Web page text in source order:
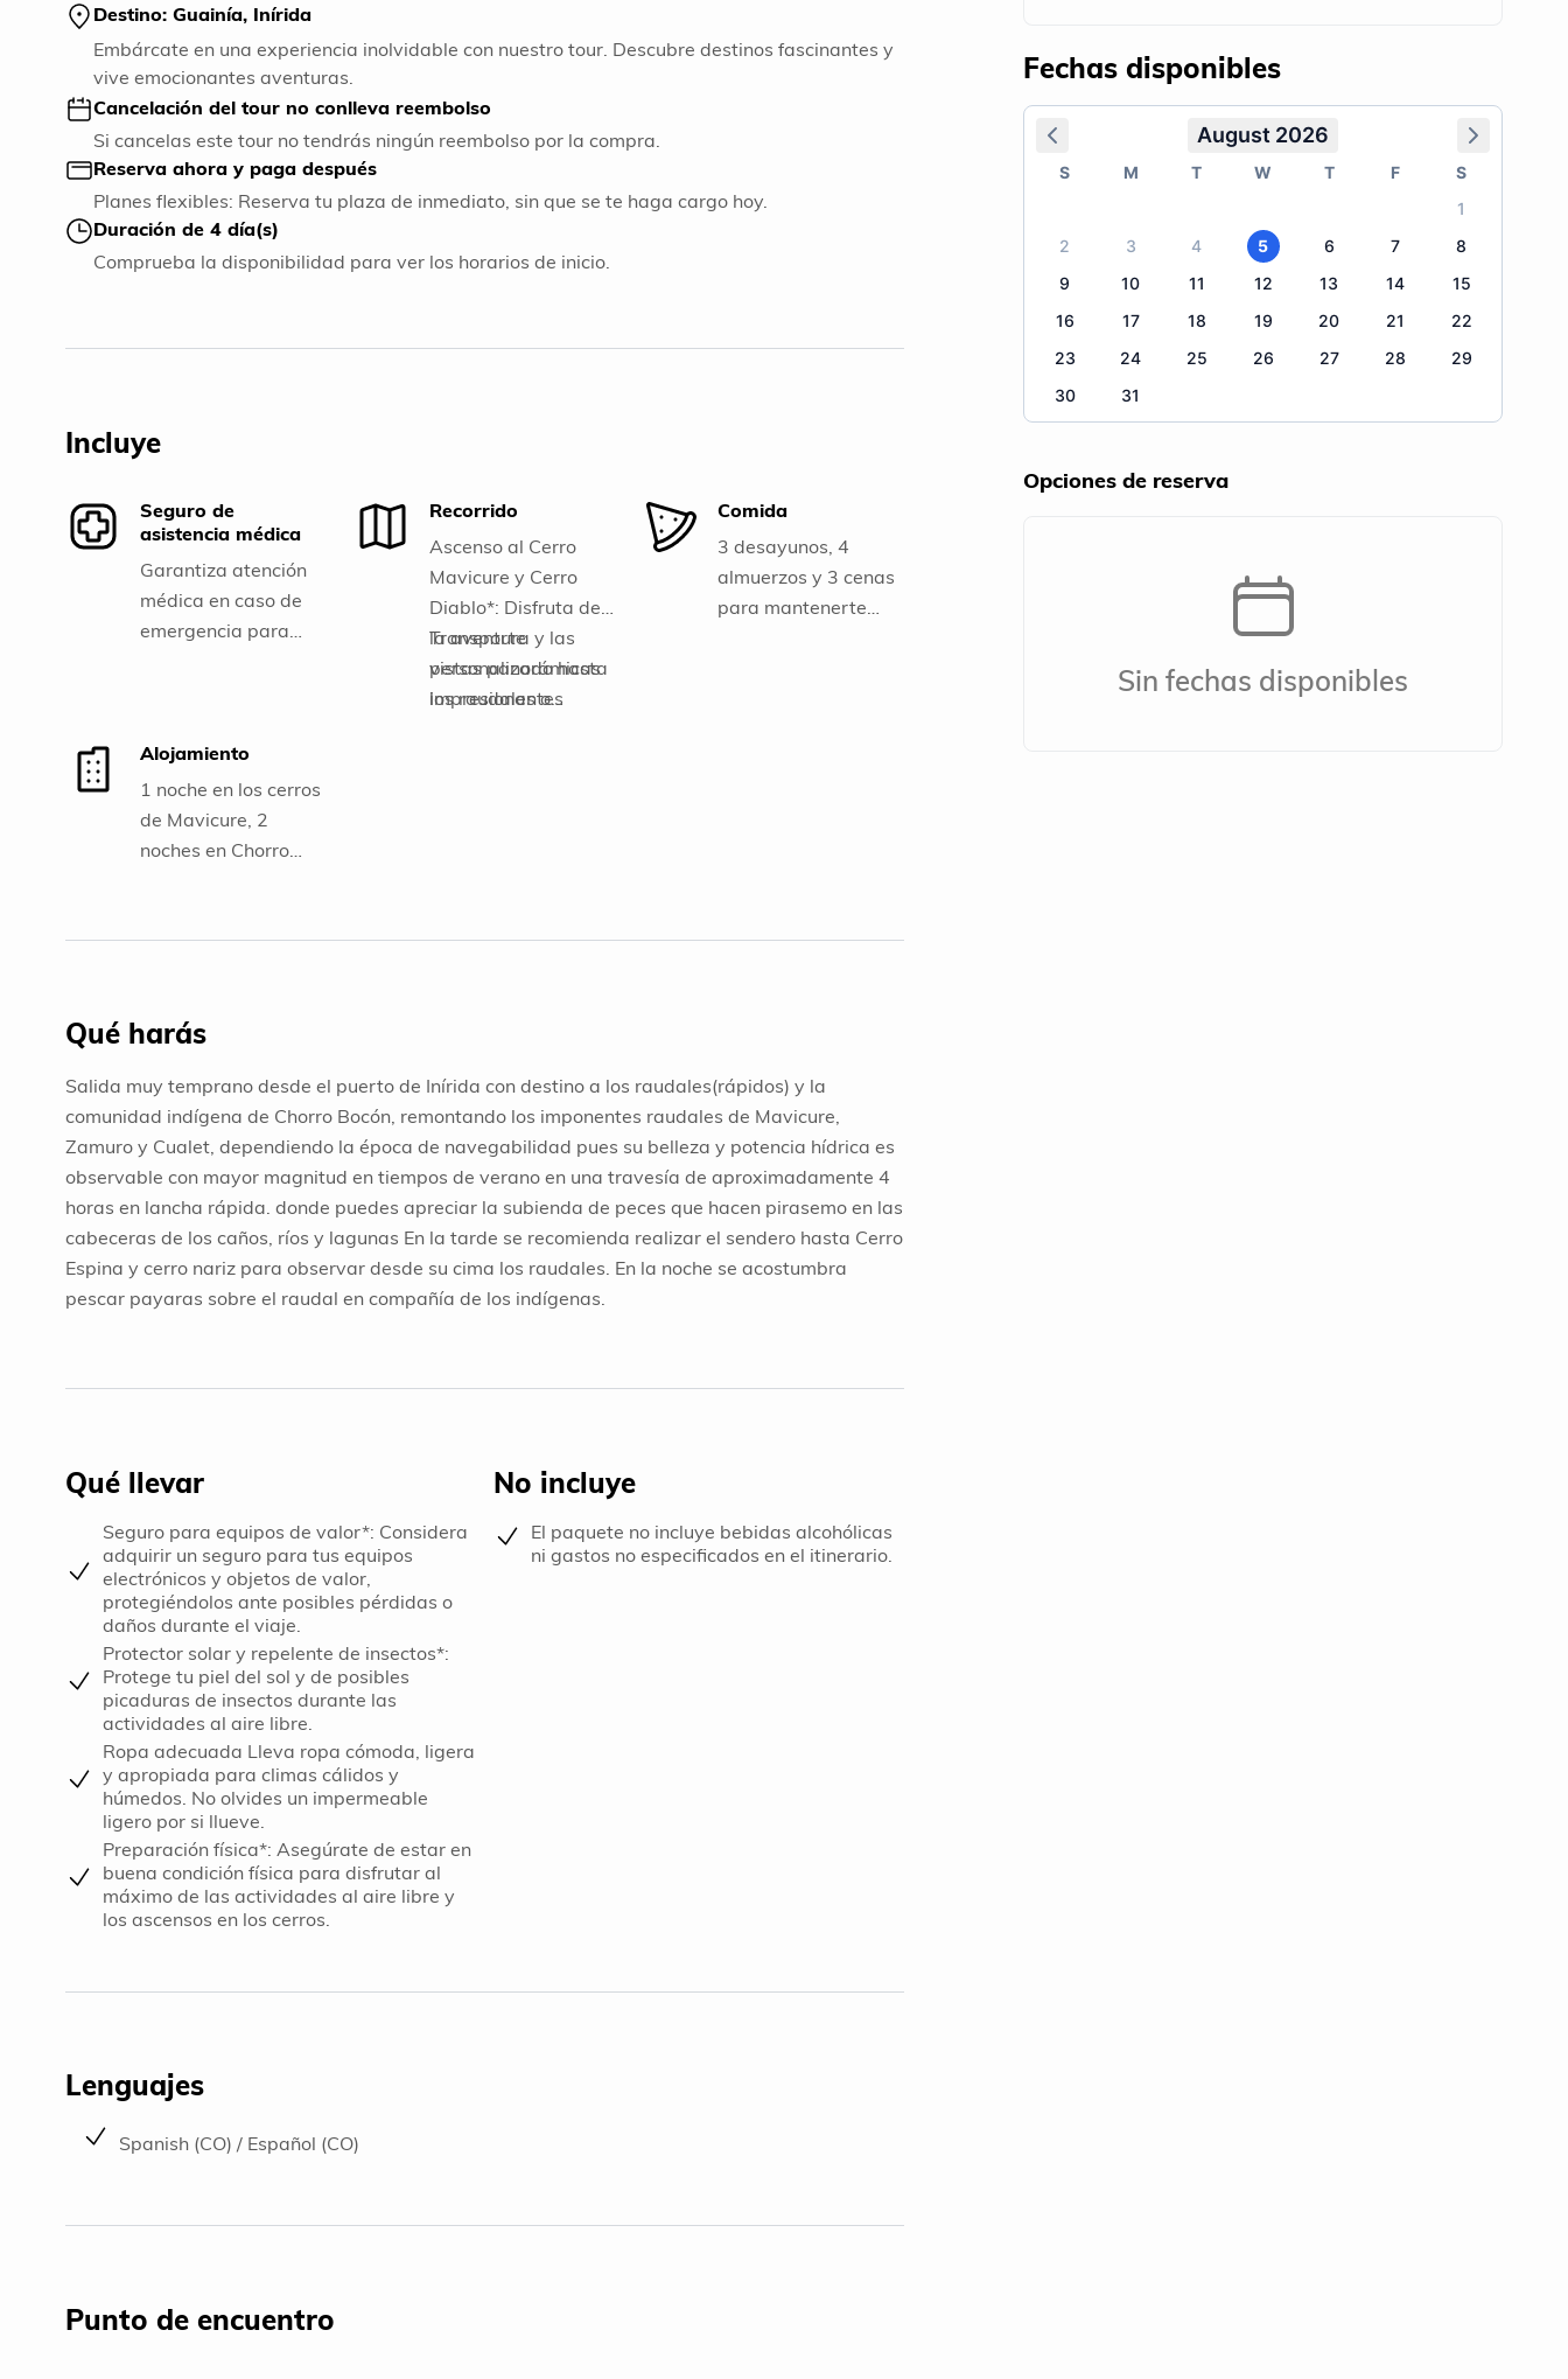
Destino: Guainía, Inírida
Embárcate en una experiencia inolvidable con nuestro tour. Descubre destinos fascinantes y
vive emocionantes aventuras.
Cancelación del tour no conlleva reembolso
Si cancelas este tour no tendrás ningún reembolso por la compra.
Reserva ahora y paga después
Planes flexibles: Reserva tu plaza de inmediato, sin que se te haga cargo hoy.
Duración de 4 día(s)
Comprueba la disponibilidad para ver los horarios de inicio.
Incluye
Seguro de
asistencia médica
Garantiza atención
médica en caso de
emergencia para
Recorrido
Ascenso al Cerro
Mavicure y Cerro
Diablo*: Disfruta de
la aventura y las
vistas panorámicas
impresionantes
Transporte
personalizado hasta
los raudales o
Comida
3 desayunos, 4
almuerzos y 3 cenas
para mantenerte
Alojamiento
1 noche en los cerros
de Mavicure, 2
noches en Chorro
Tucunaré, Hotel
Qué harás
Salida muy temprano desde el puerto de Inírida con destino a los raudales(rápidos) y la
comunidad indígena de Chorro Bocón, remontando los imponentes raudales de Mavicure,
Zamuro y Cualet, dependiendo la época de navegabilidad pues su belleza y potencia hídrica es
observable con mayor magnitud en tiempos de verano en una travesía de aproximadamente 4
horas en lancha rápida. donde puedes apreciar la subienda de peces que hacen pirasemo en las
cabeceras de los caños, ríos y lagunas En la tarde se recomienda realizar el sendero hasta Cerro
Espina y cerro nariz para observar desde su cima los raudales. En la noche se acostumbra
pescar payaras sobre el raudal en compañía de los indígenas.
Qué llevar
Seguro para equipos de valor*: Considera
adquirir un seguro para tus equipos
electrónicos y objetos de valor,
protegiéndolos ante posibles pérdidas o
daños durante el viaje.
Protector solar y repelente de insectos*:
Protege tu piel del sol y de posibles
picaduras de insectos durante las
actividades al aire libre.
Ropa adecuada Lleva ropa cómoda, ligera
y apropiada para climas cálidos y
húmedos. No olvides un impermeable
ligero por si llueve.
Preparación física*: Asegúrate de estar en
buena condición física para disfrutar al
máximo de las actividades al aire libre y
los ascensos en los cerros.
No incluye
El paquete no incluye bebidas alcohólicas
ni gastos no especificados en el itinerario.
Lenguajes
Spanish (CO) / Español (CO)
Punto de encuentro
Fechas disponibles
August 2026
S M T W T F
S
1
2
3 4 5 6 7
8
9
10 11 12 13 14
15
16
17 18 19 20 21
22
23
24 25 26 27 28
29
30
31
Opciones de reserva
Sin fechas disponibles